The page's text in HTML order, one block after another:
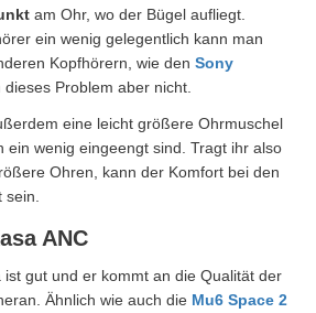
am Ohr, wo der Bügel aufliegt.
ein wenig gelegentlich kann man
Kopfhörern, wie den Sony
dieses Problem aber nicht.
eine leicht größere Ohrmuschel
ein wenig eingeengt sind. Tragt ihr also
Ohren, kann der Komfort bei den
ANC
ist gut und er kommt an die Qualität der
Ähnlich wie auch die Mu6 Space 2